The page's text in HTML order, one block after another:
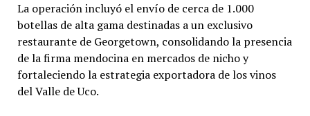
La operación incluyó el envío de cerca de 1.000
botellas de alta gama destinadas a un exclusivo
restaurante de Georgetown, consolidando la presencia
de la firma mendocina en mercados de nicho y
fortaleciendo la estrategia exportadora de los vinos
del Valle de Uco.